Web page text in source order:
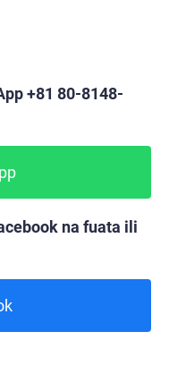
+81 80-8148-
na fuata ili